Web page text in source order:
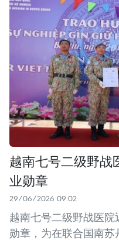
越南七号二级野战
业勋章
29/06/2026 09:02
越南七号二级野战医
勋章，为在联合国南苏